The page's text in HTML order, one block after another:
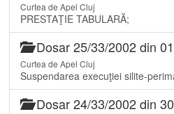
Curtea de Apel Cluj
PRESTAŢIE TABULARĂ;
Dosar 25/33/2002 din
Curtea de Apel Cluj
Suspendarea execuţiei silite-
Dosar 24/33/2002 din